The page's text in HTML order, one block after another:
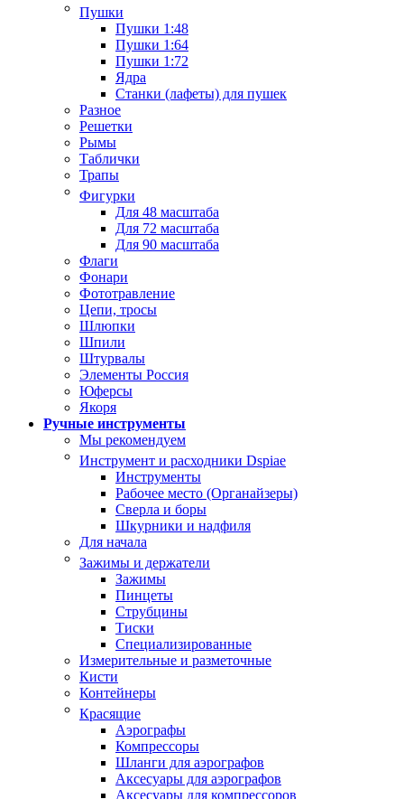
Пушки
Пушки 1:48
Пушки 1:64
Пушки 1:72
Ядра
Станки (лафеты) для пушек
Разное
Решетки
Рымы
Таблички
Трапы
Фигурки
Для 48 масштаба
Для 72 масштаба
Для 90 масштаба
Флаги
Фонари
Фототравление
Цепи, тросы
Шлюпки
Шпили
Штурвалы
Элементы Россия
Юферсы
Якоря
Ручные инструменты
Мы рекомендуем
Инструмент и расходники Dspiae
Инструменты
Рабочее место (Органайзеры)
Сверла и боры
Шкурники и надфиля
Для начала
Зажимы и держатели
Зажимы
Пинцеты
Струбцины
Тиски
Специализированные
Измерительные и разметочные
Кисти
Контейнеры
Красящие
Аэрографы
Компрессоры
Шланги для аэрографов
Аксесуары для аэрографов
Аксесуары для компрессоров